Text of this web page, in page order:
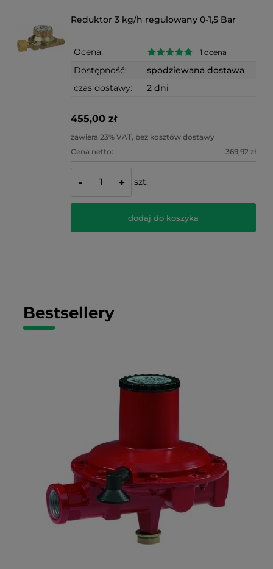
Reduktor 3 kg/h regulowany 0-1,5 Bar
Ocena: 1 ocena
Dostępność:
spodziewana dostawa
czas dostawy:
2 dni
455,00 zł
zawiera 23% VAT, bez kosztów dostawy
Cena netto:
369,92 zł
- + szt.
dodaj do koszyka
Bestsellery